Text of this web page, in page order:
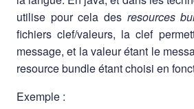
utilise pour cela des resources
fichiers clef/valeurs, la clef
message, et la valeur étant le
resource bundle étant choisi en
Exemple :